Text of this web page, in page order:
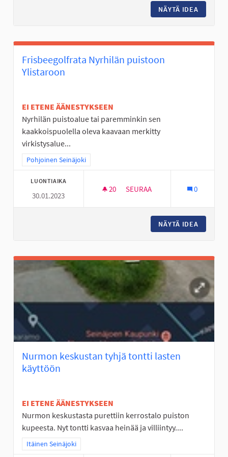
NÄYTÄ IDEA
Frisbeegolfrata Nyrhilän puistoon
Ylistaroon
EI ETENE ÄÄNESTYKSEEN
Nyrhilän puistoalue tai paremminkin sen
kaakkoispuolella oleva kaavaan merkitty
virkistysalue...
Rajaa tulokset teeman mukaan: Pohjoinen Seinäjoki
Pohjoinen Seinäjoki
LUONTIAIKA
30.01.2023
20 20 SEURAAJAA
SEURAA 0
NÄYTÄ IDEA
Nurmon keskustan tyhjä tontti lasten
käyttöön
EI ETENE ÄÄNESTYKSEEN
Nurmon keskustasta purettiin kerrostalo puiston
kupeesta. Nyt tontti kasvaa heinää ja villiintyy....
Rajaa tulokset teeman mukaan: Itäinen Seinäjoki
Itäinen Seinäjoki